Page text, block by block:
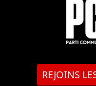
REJOINS